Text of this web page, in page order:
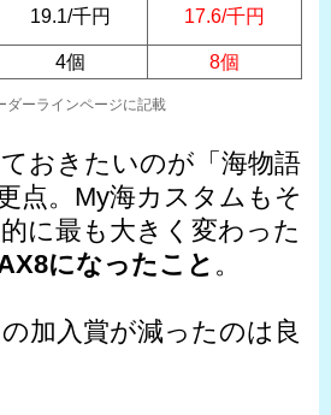
19.1/千円 17.6/千円
4個 8個
ーラインページに記載
おきたいのが「海物語
点。My海カスタムもそ
に最も大きく変わった
になったこと 。
加入賞が減ったのは良